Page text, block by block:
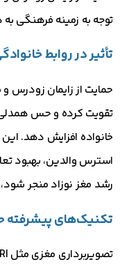
توجه به زمینه فرهنگی
تأثیر در روابط
حمایت از زایمان زودرس و
تقویت کرده و حس
خانواده افزایش دهد.
استرس والدین، بهبود
رشد مغز نوزاد منجر
تکنیک‌های پیشرفته